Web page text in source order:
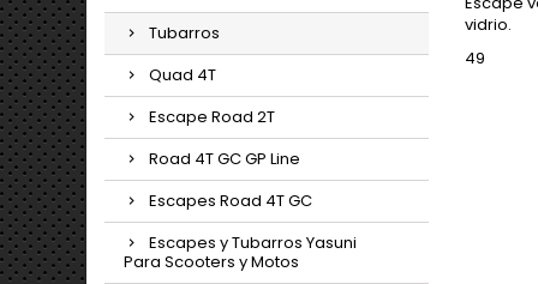
Tubarros
Quad 4T
Escape Road 2T
Road 4T GC GP Line
Escapes Road 4T GC
Escapes y Tubarros Yasuni
Para Scooters y Motos
vidrio.
49